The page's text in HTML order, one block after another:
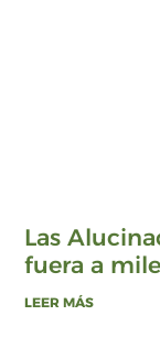
Las
fuera a
LEER MÁS